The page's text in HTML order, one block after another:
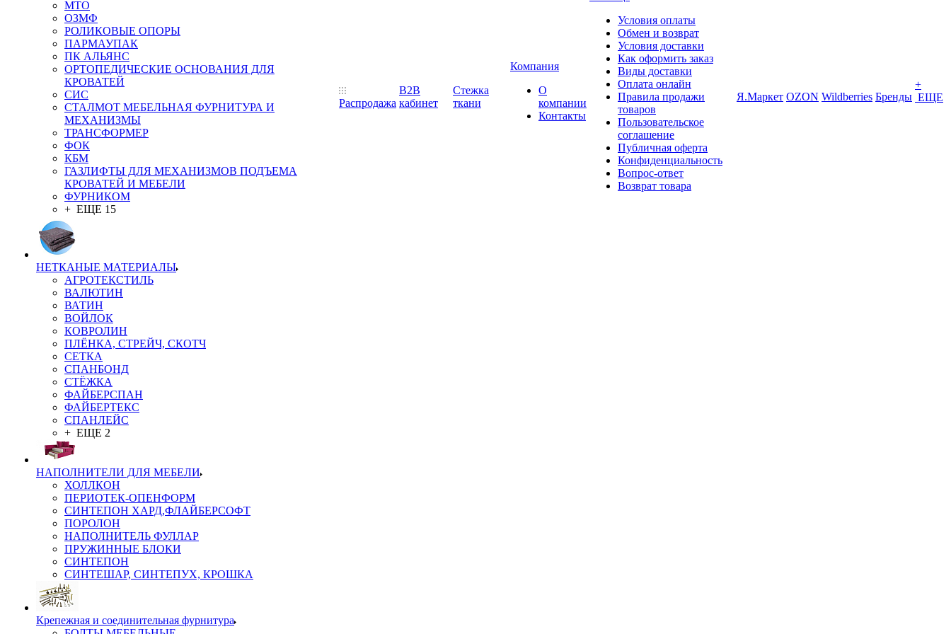
MTO
ОЗМФ
РОЛИКОВЫЕ ОПОРЫ
ПАРМАУПАК
ПК АЛЬЯНС
ОРТОПЕДИЧЕСКИЕ ОСНОВАНИЯ ДЛЯ
КРОВАТЕЙ
СИС
СТАЛМОТ МЕБЕЛЬНАЯ ФУРНИТУРА И
МЕХАНИЗМЫ
ТРАНСФОРМЕР
ФОК
КБМ
ГАЗЛИФТЫ ДЛЯ МЕХАНИЗМОВ ПОДЪЕМА
КРОВАТЕЙ И МЕБЕЛИ
ФУРНИКОМ
+ ЕЩЕ 15
НЕТКАНЫЕ МАТЕРИАЛЫ
АГРОТЕКСТИЛЬ
ВАЛЮТИН
ВАТИН
ВОЙЛОК
КОВРОЛИН
ПЛЁНКА, СТРЕЙЧ, СКОТЧ
СЕТКА
СПАНБОНД
СТЁЖКА
ФАЙБЕРСПАН
ФАЙБЕРТЕКС
СПАНЛЕЙС
+ ЕЩЕ 2
НАПОЛНИТЕЛИ ДЛЯ МЕБЕЛИ
ХОЛЛКОН
ПЕРИОТЕК-ОПЕНФОРМ
СИНТЕПОН ХАРД,ФЛАЙБЕРСОФТ
ПОРОЛОН
НАПОЛНИТЕЛЬ ФУЛЛАР
ПРУЖИННЫЕ БЛОКИ
СИНТЕПОН
СИНТЕШАР, СИНТЕПУХ, КРОШКА
Крепежная и соединительная фурнитура
Распродажа
B2B
кабинет
Стежка
ткани
Компания
О
компании
Контакты
Условия оплаты
Обмен и возврат
Условия доставки
Как оформить заказ
Виды доставки
Оплата онлайн
Правила продажи
товаров
Пользовательское
соглашение
Публичная оферта
Конфиденциальность
Вопрос-ответ
Возврат товара
Я.Маркет OZON Wildberries Бренды
+
ЕЩЕ